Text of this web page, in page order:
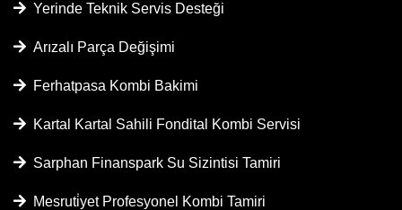
Yerinde Teknik Servis Desteği
Arızalı Parça Değişimi
Ferhatpasa Kombi Bakimi
Kartal Kartal Sahili Fondital Kombi Servisi
Sarphan Finanspark Su Sizintisi Tamiri
Mesruti̇yet Profesyonel Kombi Tamiri